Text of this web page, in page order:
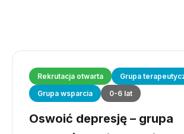
Rekrutacja otwarta
Grupa
Grupa wsparcia
0-6 lat
Oswoić depresję – grupa